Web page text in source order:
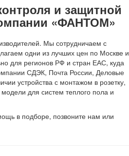
и защитной
«ФАНТОМ»
Мы сотрудничаем с
одни из лучших цен по Москве и
для регионов РФ и стран ЕАС, куда
СДЭК, Почта России, Деловые
устройства с монтажом в розетку,
для систем теплого пола и
в подборе, позвоните нам или